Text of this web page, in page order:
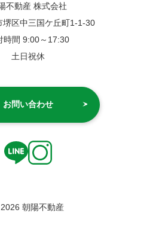
不動産 株式会社
堺区中三国ケ丘町1-1-30
時間 9:00～17:30
土日祝休
お問い合わせ
朝陽不動産